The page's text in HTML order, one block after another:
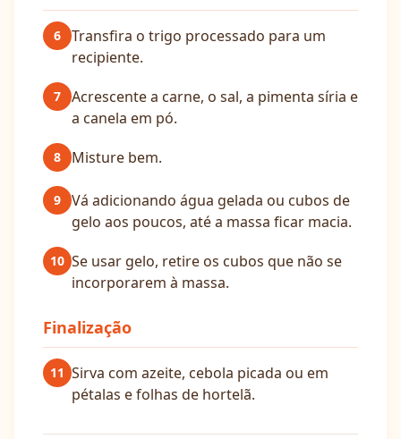
6
Transfira o trigo processado para um
recipiente.
7
Acrescente a carne, o sal, a pimenta síria e
a canela em pó.
8 Misture bem.
9
Vá adicionando água gelada ou cubos de
gelo aos poucos, até a massa ficar macia.
10 Se usar gelo, retire os cubos que não se
incorporarem à massa.
Finalização
11 Sirva com azeite, cebola picada ou em
pétalas e folhas de hortelã.